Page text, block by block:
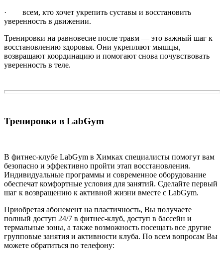
· всем, кто хочет укрепить суставы и восстановить
уверенность в движении.
Тренировки на равновесие после травм — это важный шаг к
восстановлению здоровья. Они укрепляют мышцы,
возвращают координацию и помогают снова почувствовать
уверенность в теле.
Тренировки в LabGym
В фитнес-клубе LabGym в Химках специалисты помогут вам
безопасно и эффективно пройти этап восстановления.
Индивидуальные программы и современное оборудование
обеспечат комфортные условия для занятий. Сделайте первый
шаг к возвращению к активной жизни вместе с LabGym.
Приобретая абонемент на пластичность, Вы получаете
полный доступ 24/7 в фитнес-клуб, доступ в бассейн и
термальные зоны, а также возможность посещать все другие
групповые занятия и активности клуба. По всем вопросам Вы
можете обратиться по телефону: